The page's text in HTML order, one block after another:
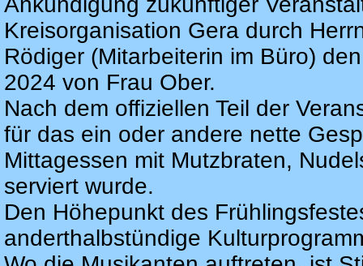
Kreisorganisation Gera durch
Rödiger (Mitarbeiterin im Büro)
2024 von Frau Ober.
Nach dem offiziellen Teil der
für das ein oder andere nette
Mittagessen mit Mutzbraten,
serviert wurde.
Den Höhepunkt des
anderthalbstündige